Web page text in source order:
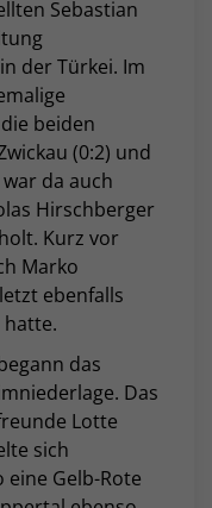
Sebastian
der Türkei. Im
beiden
(0:2) und
da auch
Hirschberger
Kurz vor
Marko
ebenfalls
das
Das
Lotte
sich
eine Gelb-Rote